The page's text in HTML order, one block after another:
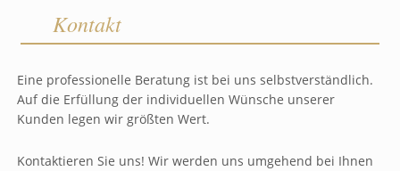
Kontakt
Eine professionelle Beratung ist bei uns selbstverständlich.
Auf die Erfüllung der individuellen Wünsche unserer
Kunden legen wir größten Wert.
Kontaktieren Sie uns! Wir werden uns umgehend bei Ihnen